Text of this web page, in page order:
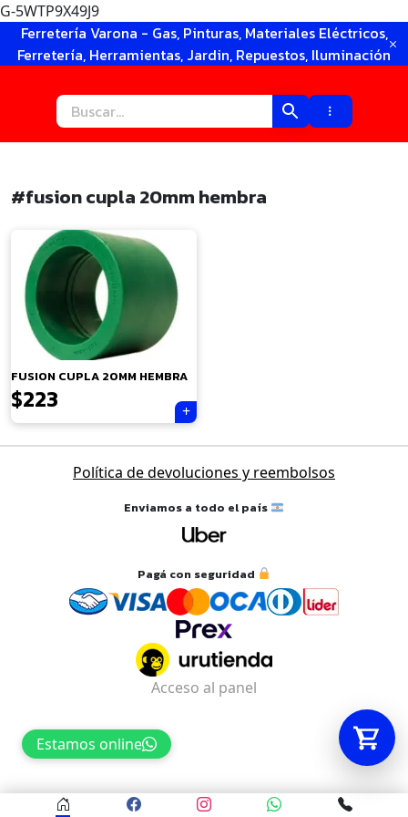
G-5WTP9X49J9
Ferretería Varona - Gas, Pinturas, Materiales Eléctricos,
Ferretería, Herramientas, Jardin, Repuestos, Iluminación
#fusion cupla 20mm hembra
FUSION CUPLA 20MM HEMBRA
$223
Política de devoluciones y reembolsos
Enviamos a todo el país
Pagá con seguridad
Estamos online
Acceso al panel
Tu carrito está vacío.
automáticamente.